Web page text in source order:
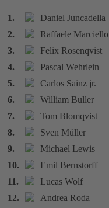
1. Daniel Juncadella
2.
Raffaele Marciello
3.
Felix Rosenqvist
4.
Pascal Wehrlein
5.
Carlos Sainz jr.
6.
William Buller
7.
Tom Blomqvist
8.
Sven Müller
9.
Michael Lewis
10.
Emil Bernstorff
11.
Lucas Wolf
12.
Andrea Roda